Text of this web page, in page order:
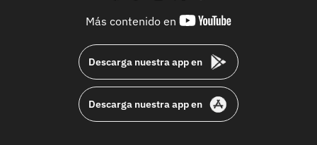
Más contenido en
youtube-
Descarga nuestra app en
Descarga nuestra app en